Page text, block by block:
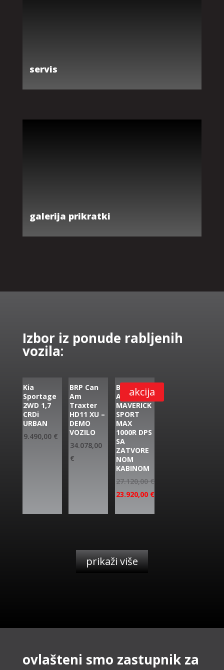
servis
galerija prikratki
Izbor iz ponude rabljenih
vozila:
Kia
Sportage
2WD 1,7
CRDi
URBAN
9.490,00 €
BRP Can
Am
Traxter
HD11 XU –
DEMO
VOZILO
34.078,00
€
akcija
BRP CAN
AM
MAVERICK
SPORT
MAX
1000R DPS
SA
ZATVORE
NOM
KABINOM
27.120,00€
23.920,00 €
prikaži više
ovlašteni smo zastupnik za